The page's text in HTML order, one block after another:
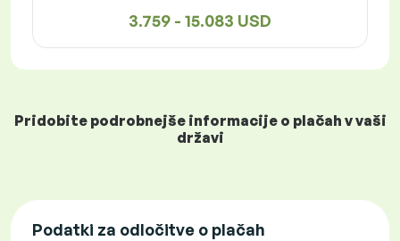
3.759 - 15.083 USD
Pridobite podrobnejše informacije o plačah v vaši
državi
Podatki za odločitve o plačah